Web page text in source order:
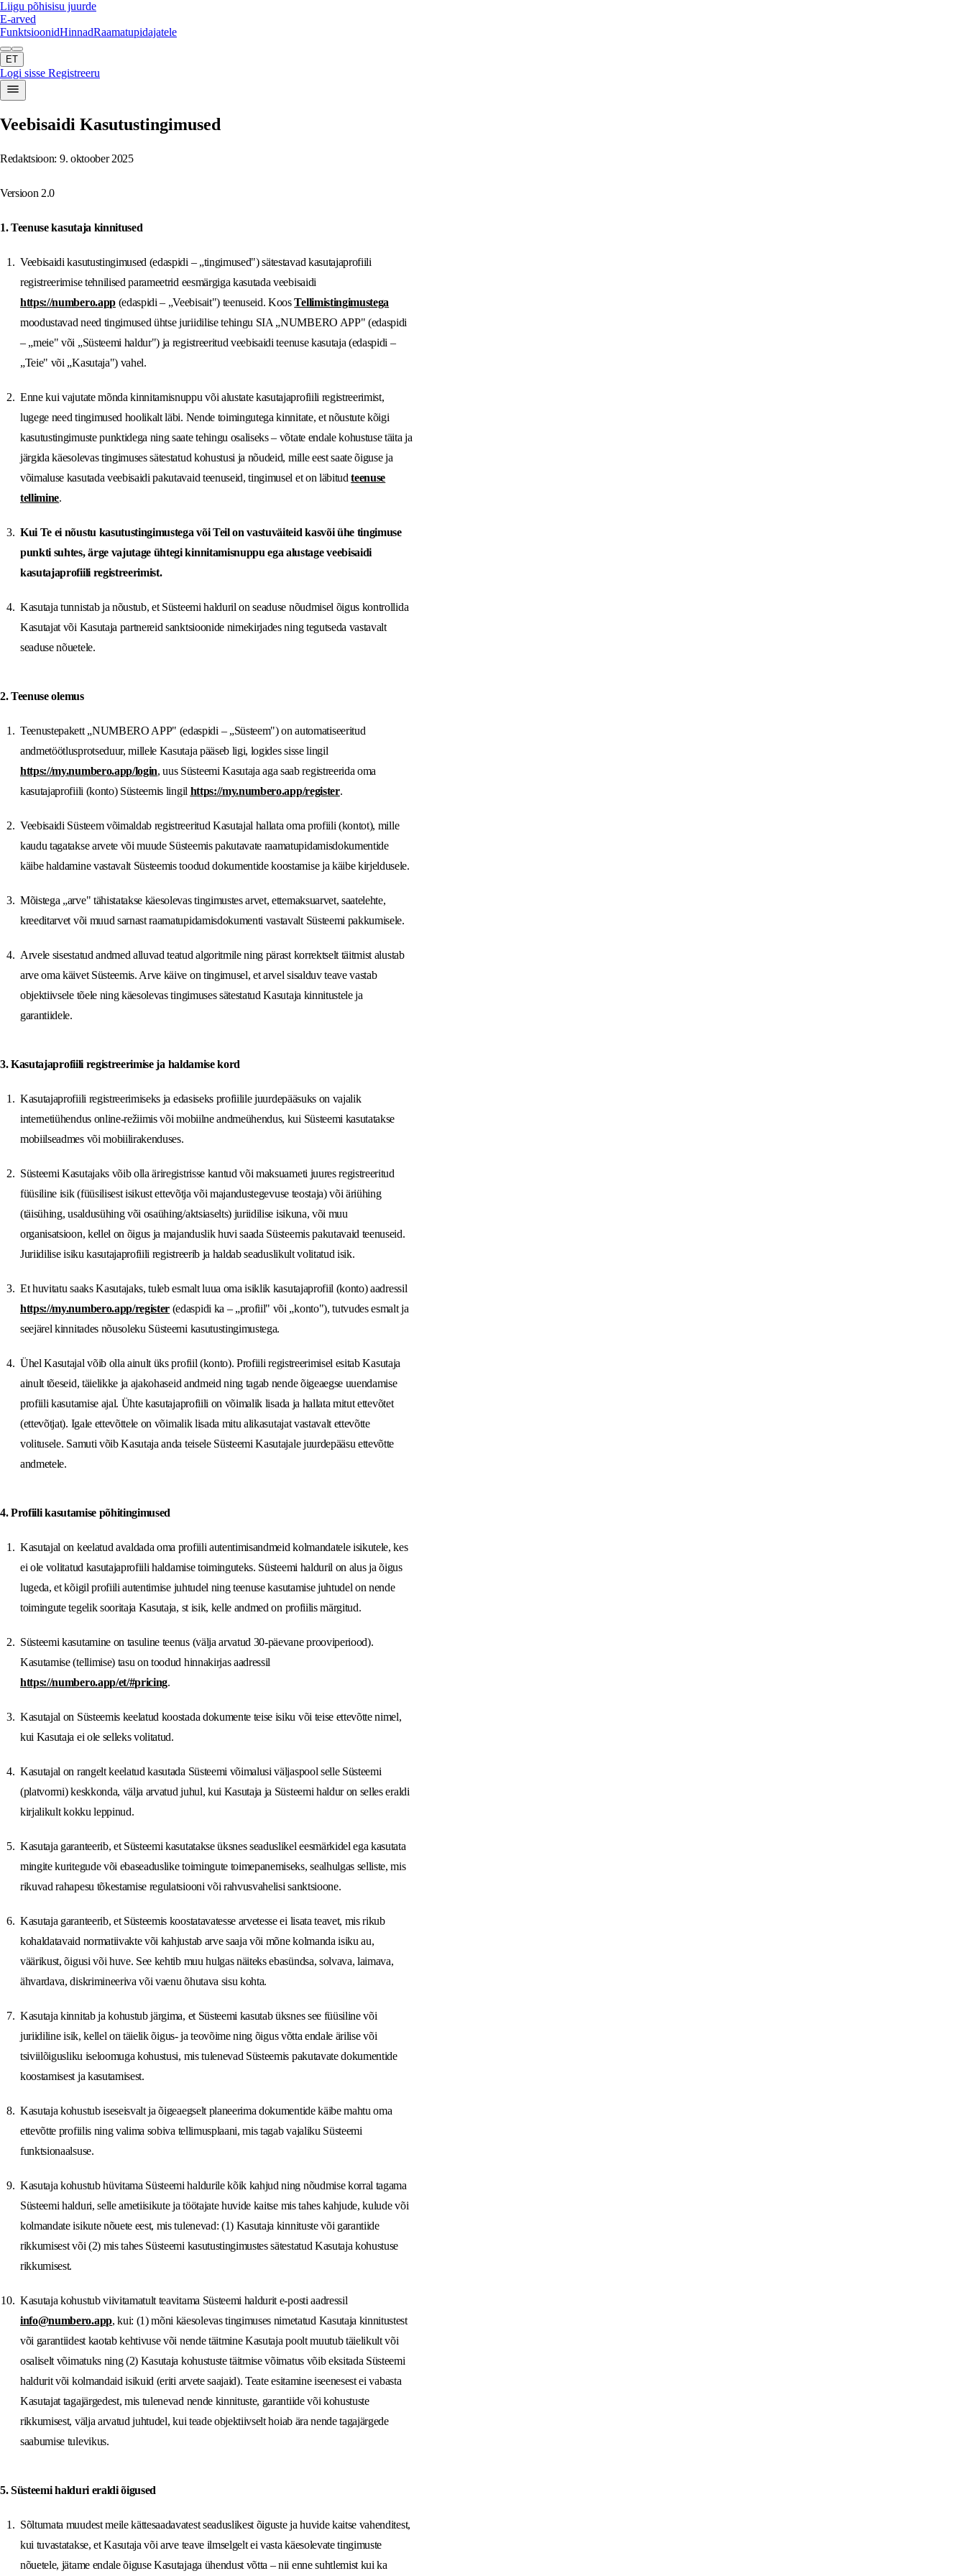
Liigu põhisisu juurde
E-arved
FunktsioonidHinnadRaamatupidajatele
ET
Logi sisse Registreeru
Veebisaidi Kasutustingimused
Redaktsioon: 9. oktoober 2025
Versioon 2.0
1. Teenuse kasutaja kinnitused
Veebisaidi kasutustingimused (edaspidi – „tingimused") sätestavad kasutajaprofiili
registreerimise tehnilised parameetrid eesmärgiga kasutada veebisaidi
https://numbero.app(edaspidi – „Veebisait") teenuseid. KoosTellimistingimustega
moodustavad need tingimused ühtse juriidilise tehingu SIA „NUMBERO APP" (edaspidi
– „meie" või „Süsteemi haldur") ja registreeritud veebisaidi teenuse kasutaja (edaspidi –
„Teie" või „Kasutaja") vahel.
Enne kui vajutate mõnda kinnitamisnuppu või alustate kasutajaprofiili registreerimist,
lugege need tingimused hoolikalt läbi. Nende toimingutega kinnitate, et nõustute kõigi
kasutustingimuste punktidega ning saate tehingu osaliseks – võtate endale kohustuse täita ja
järgida käesolevas tingimuses sätestatud kohustusi ja nõudeid, mille eest saate õiguse ja
võimaluse kasutada veebisaidi pakutavaid teenuseid, tingimusel et on läbitudteenuse
tellimine.
Kui Te ei nõustu kasutustingimustega või Teil on vastuväiteid kasvõi ühe tingimuse
punkti suhtes, ärge vajutage ühtegi kinnitamisnuppu ega alustage veebisaidi
kasutajaprofiili registreerimist.
Kasutaja tunnistab ja nõustub, et Süsteemi halduril on seaduse nõudmisel õigus kontrollida
Kasutajat või Kasutaja partnereid sanktsioonide nimekirjades ning tegutseda vastavalt
seaduse nõuetele.
2. Teenuse olemus
Teenustepakett „NUMBERO APP" (edaspidi – „Süsteem") on automatiseeritud
andmetöötlusprotseduur, millele Kasutaja pääseb ligi, logides sisse lingil
https://my.numbero.app/login, uus Süsteemi Kasutaja aga saab registreerida oma
kasutajaprofiili (konto) Süsteemis lingil https://my.numbero.app/register.
Veebisaidi Süsteem võimaldab registreeritud Kasutajal hallata oma profiili (kontot), mille
kaudu tagatakse arvete või muude Süsteemis pakutavate raamatupidamisdokumentide
käibe haldamine vastavalt Süsteemis toodud dokumentide koostamise ja käibe kirjeldusele.
Mõistega „arve" tähistatakse käesolevas tingimustes arvet, ettemaksuarvet, saatelehte,
kreeditarvet või muud sarnast raamatupidamisdokumenti vastavalt Süsteemi pakkumisele.
Arvele sisestatud andmed alluvad teatud algoritmile ning pärast korrektselt täitmist alustab
arve oma käivet Süsteemis. Arve käive on tingimusel, et arvel sisalduv teave vastab
objektiivsele tõele ning käesolevas tingimuses sätestatud Kasutaja kinnitustele ja
garantiidele.
3. Kasutajaprofiili registreerimise ja haldamise kord
Kasutajaprofiili registreerimiseks ja edasiseks profiilile juurdepääsuks on vajalik
internetiühendus online-režiimis või mobiilne andmeühendus, kui Süsteemi kasutatakse
mobiilseadmes või mobiilirakenduses.
Süsteemi Kasutajaks võib olla äriregistrisse kantud või maksuameti juures registreeritud
füüsiline isik (füüsilisest isikust ettevõtja või majandustegevuse teostaja) või äriühing
(täisühing, usaldusühing või osaühing/aktsiaselts) juriidilise isikuna, või muu
organisatsioon, kellel on õigus ja majanduslik huvi saada Süsteemis pakutavaid teenuseid.
Juriidilise isiku kasutajaprofiili registreerib ja haldab seaduslikult volitatud isik.
Et huvitatu saaks Kasutajaks, tuleb esmalt luua oma isiklik kasutajaprofiil (konto) aadressil
https://my.numbero.app/register (edaspidi ka – „profiil" või „konto"), tutvudes esmalt ja
seejärel kinnitades nõusoleku Süsteemi kasutustingimustega.
Ühel Kasutajal võib olla ainult üks profiil (konto). Profiili registreerimisel esitab Kasutaja
ainult tõeseid, täielikke ja ajakohaseid andmeid ning tagab nende õigeaegse uuendamise
profiili kasutamise ajal. Ühte kasutajaprofiili on võimalik lisada ja hallata mitut ettevõtet
(ettevõtjat). Igale ettevõttele on võimalik lisada mitu alikasutajat vastavalt ettevõtte
volitusele. Samuti võib Kasutaja anda teisele Süsteemi Kasutajale juurdepääsu ettevõtte
andmetele.
4. Profiili kasutamise põhitingimused
Kasutajal on keelatud avaldada oma profiili autentimisandmeid kolmandatele isikutele, kes
ei ole volitatud kasutajaprofiili haldamise toiminguteks. Süsteemi halduril on alus ja õigus
lugeda, et kõigil profiili autentimise juhtudel ning teenuse kasutamise juhtudel on nende
toimingute tegelik sooritaja Kasutaja, st isik, kelle andmed on profiilis märgitud.
Süsteemi kasutamine on tasuline teenus (välja arvatud 30-päevane prooviperiood).
Kasutamise (tellimise) tasu on toodud hinnakirjas aadressil
https://numbero.app/et/#pricing.
Kasutajal on Süsteemis keelatud koostada dokumente teise isiku või teise ettevõtte nimel,
kui Kasutaja ei ole selleks volitatud.
Kasutajal on rangelt keelatud kasutada Süsteemi võimalusi väljaspool selle Süsteemi
(platvormi) keskkonda, välja arvatud juhul, kui Kasutaja ja Süsteemi haldur on selles eraldi
kirjalikult kokku leppinud.
Kasutaja garanteerib, et Süsteemi kasutatakse üksnes seaduslikel eesmärkidel ega kasutata
mingite kuritegude või ebaseaduslike toimingute toimepanemiseks, sealhulgas selliste, mis
rikuvad rahapesu tõkestamise regulatsiooni või rahvusvahelisi sanktsioone.
Kasutaja garanteerib, et Süsteemis koostatavatesse arvetesse ei lisata teavet, mis rikub
kohaldatavaid normatiivakte või kahjustab arve saaja või mõne kolmanda isiku au,
väärikust, õigusi või huve. See kehtib muu hulgas näiteks ebasündsa, solvava, laimava,
ähvardava, diskrimineeriva või vaenu õhutava sisu kohta.
Kasutaja kinnitab ja kohustub järgima, et Süsteemi kasutab üksnes see füüsiline või
juriidiline isik, kellel on täielik õigus- ja teovõime ning õigus võtta endale ärilise või
tsiviilõigusliku iseloomuga kohustusi, mis tulenevad Süsteemis pakutavate dokumentide
koostamisest ja kasutamisest.
Kasutaja kohustub iseseisvalt ja õigeaegselt planeerima dokumentide käibe mahtu oma
ettevõtte profiilis ning valima sobiva tellimusplaani, mis tagab vajaliku Süsteemi
funktsionaalsuse.
Kasutaja kohustub hüvitama Süsteemi haldurile kõik kahjud ning nõudmise korral tagama
Süsteemi halduri, selle ametiisikute ja töötajate huvide kaitse mis tahes kahjude, kulude või
kolmandate isikute nõuete eest, mis tulenevad: (1) Kasutaja kinnituste või garantiide
rikkumisest või (2) mis tahes Süsteemi kasutustingimustes sätestatud Kasutaja kohustuse
rikkumisest.
Kasutaja kohustub viivitamatult teavitama Süsteemi haldurit e-posti aadressil
info@numbero.app, kui: (1) mõni käesolevas tingimuses nimetatud Kasutaja kinnitustest
või garantiidest kaotab kehtivuse või nende täitmine Kasutaja poolt muutub täielikult või
osaliselt võimatuks ning (2) Kasutaja kohustuste täitmise võimatus võib eksitada Süsteemi
haldurit või kolmandaid isikuid (eriti arvete saajaid). Teate esitamine iseenesest ei vabasta
Kasutajat tagajärgedest, mis tulenevad nende kinnituste, garantiide või kohustuste
rikkumisest, välja arvatud juhtudel, kui teade objektiivselt hoiab ära nende tagajärgede
saabumise tulevikus.
5. Süsteemi halduri eraldi õigused
Sõltumata muudest meile kättesaadavatest seaduslikest õiguste ja huvide kaitse vahenditest,
kui tuvastatakse, et Kasutaja või arve teave ilmselgelt ei vasta käesolevate tingimuste
nõuetele, jätame endale õiguse Kasutajaga ühendust võtta – nii enne suhtlemist kui ka